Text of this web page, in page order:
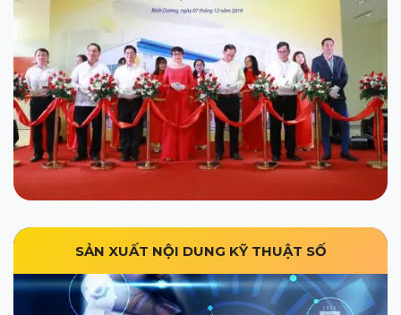
SẢN XUẤT NỘI DUNG KỸ THUẬT SỐ